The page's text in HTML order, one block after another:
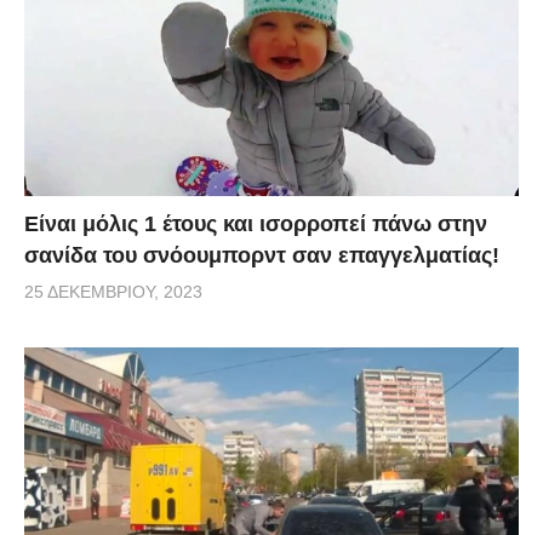
Είναι μόλις 1 έτους και ισορροπεί πάνω στην
σανίδα του σνόουμπορντ σαν επαγγελματίας!
25 ΔΕΚΕΜΒΡΊΟΥ, 2023